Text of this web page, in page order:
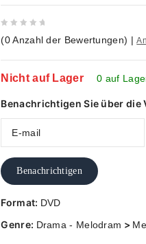
out
of
5
(0Anzahl der Bewertungen) |
Nicht auf Lager 0 auf
Benachrichtigen Sie über
Benachrichtigen
Format: DVD
Genre: Drama - Melodram >